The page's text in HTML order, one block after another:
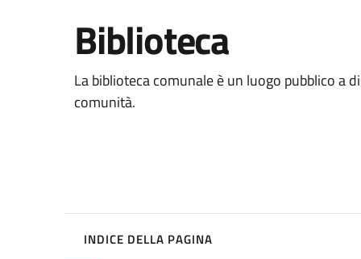
Biblioteca
La biblioteca comunale è un luogo pubblico a
comunità.
INDICE DELLA PAGINA